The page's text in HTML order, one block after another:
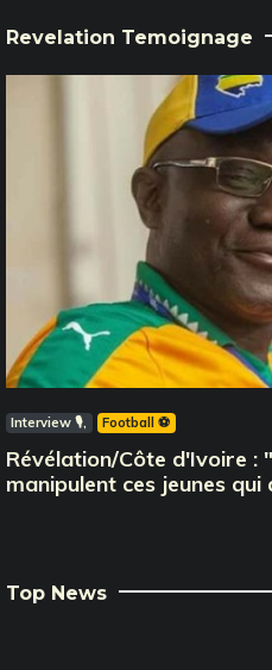
Revelation Temoignage
Interview 🎙️ Football ⚽️
Révélation/Côte d'Ivoire :
manipulent ces jeunes
Top News